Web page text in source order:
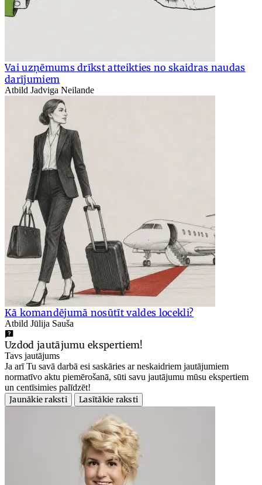
Vai uzņēmums drīkst atteikties no skaidras naudas
darījumiem
Atbild Jadviga Neilande
Kā komandējumā nosūtīt valdes locekli?
Atbild Jūlija Sauša
Uzdod jautājumu ekspertiem!
Tavs jautājums
Ja arī Tu savā darbā esi saskāries ar neskaidriem jautājumiem
normatīvo aktu piemērošanā, sūti savu jautājumu mūsu ekspertiem
un centīsimies palīdzēt!
Jaunākie raksti
Lasītākie raksti